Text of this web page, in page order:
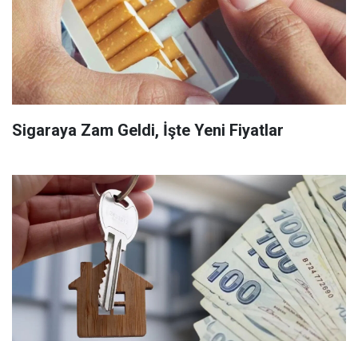
Sigaraya Zam Geldi, İşte Yeni Fiyatlar